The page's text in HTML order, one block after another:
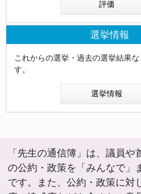
評価
選挙情報
これからの選挙・過去の選挙結果
す。
選挙情報
「先生の通信簿」は、議員や
の公約・政策を「みんなで」
です。また、公約・政策に対